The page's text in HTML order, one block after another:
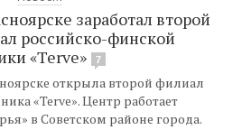
заработал второй
российско-финской
«Terve»
7
открыла второй филиал
«Terve». Центр работает
в Советском районе города.